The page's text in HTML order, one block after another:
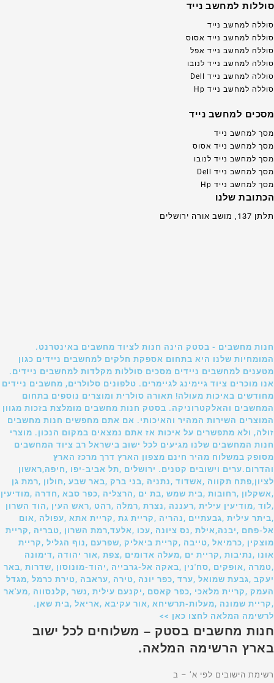
סוללות למחשב נייד
סוללה למחשב נייד
סוללה למחשב נייד אסוס
סוללה למחשב נייד אפל
סוללה למחשב נייד לנובו
סוללה למחשב נייד Dell
סוללה למחשב נייד Hp
מסכים למחשב נייד
מסך למחשב נייד
מסך למחשב נייד אסוס
מסך למחשב נייד לנובו
מסך למחשב נייד Dell
מסך למחשב נייד Hp
הכתובת שלנו
תלתן 137, מושב אורה ירושלים
חנות מחשבים - בסטק הינה חנות לציוד מחשבים באינטרנט.
המומחיות שלנו היא בתחום אספקת חלקים למחשבים ניידים כגון
מטענים למחשבים ניידים מסכים סוללות מקלדות למחשבים ניידים.
אנו מוכרים ציוד גיימינג לגיימרים. טלפונים סלולרים, מחשבים ניידים
מחודשים באיכות מעולה! תאורה סולרית ומוצרים נוספים בתחום
המחשבים והאלקטרוניקה. בסטק חנות מחשבים מומלצת בזכות מגוון
המוצרים השירות המהיר והאיכותי. אם אתם מחפשים חנות מחשבים
זולה, ולא מתפשרים על איכות אז אתם נמצאים במקום הנכון. מוצרי
חנות המחשבים שלנו מגיעים לכל ישוב בישראל רב ציוד המחשבים
מסופק במשלוח מהיר חינם מצפון הארץ דרך מרכז הארץ
והדרום.ערים וישובים קטנים. ירושלים ,תל אביב-יפו ,חיפה,ראשון
לציון,פתח תקווה ,אשדוד ,נתניה ,בני ברק ,באר שבע ,חולון ,רמת גן
,אשקלון ,רחובות ,בית שמש ,בת ים ,הרצליה ,כפר סבא ,חדרה ,מודיעין
,לוד ,מודיעין עילית ,רעננה ,נצרת ,רמלה ,רהט ,ראש העין ,הוד השרון
,ביתר עילית ,גבעתיים ,נהריה ,קריית גת ,קריית אתא ,עפולה ,אום
אל-פחם ,יבנה,אילת ,נס ציונה ,עכו ,אלעד,רמת השרון ,טבריה ,קריית
מוצקין ,כרמיאל ,טייבה ,קריית ביאליק ,שפרעם ,נוף הגליל ,קריית
אונו ,נתיבות ,קריית ים ,מעלה אדומים ,צפת ,אור יהודה ,דימונה
,טמרה ,אופקים ,סח'נין ,באקה אל-גרבייה ,יהוד-מונוסון ,שדרות ,באר
יעקב ,גבעת שמואל ,ערד ,כפר יונה ,טירה ,עראבה ,טירת כרמל ,מגדל
העמק ,קריית מלאכי ,כפר קאסם ,יקנעם עילית ,נשר ,קלנסווה ,מע'אר
,קריית שמונה ,מעלות-תרשיחא ,אור עקיבא ,אריאל ,בית שאן.
לרשימה המלאה לחצו כאן >>
חנות מחשבים בסטק – משלוחים לכל ישוב
בארץ הרשימה המלאה.
רשימת הישובים לפי א’ – ב